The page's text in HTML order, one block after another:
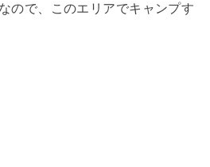
ので、このエリアでキャンプす